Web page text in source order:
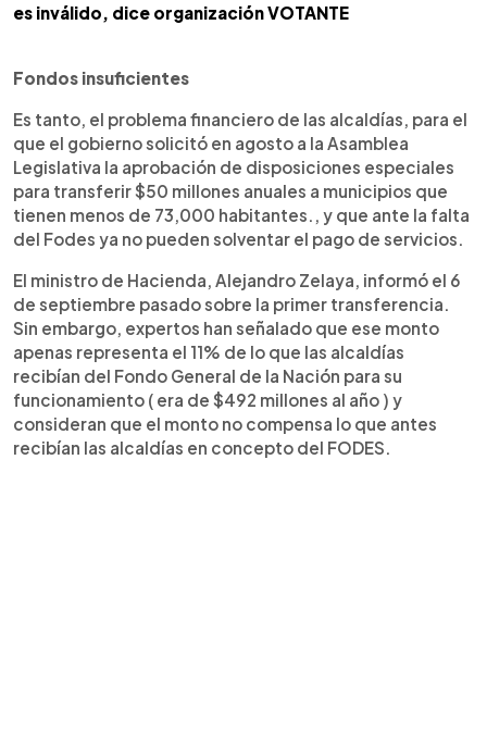
es inválido, dice organización VOTANTE
Fondos insuficientes
Es tanto, el problema financiero de las alcaldías, para el
que el gobierno solicitó en agosto a la Asamblea
Legislativa la aprobación de disposiciones especiales
para transferir $50 millones anuales a municipios que
tienen menos de 73,000 habitantes., y que ante la falta
del Fodes ya no pueden solventar el pago de servicios.
El ministro de Hacienda, Alejandro Zelaya, informó el 6
de septiembre pasado sobre la primer transferencia.
Sin embargo, expertos han señalado que ese monto
apenas representa el 11% de lo que las alcaldías
recibían del Fondo General de la Nación para su
funcionamiento ( era de $492 millones al año ) y
consideran que el monto no compensa lo que antes
recibían las alcaldías en concepto del FODES.